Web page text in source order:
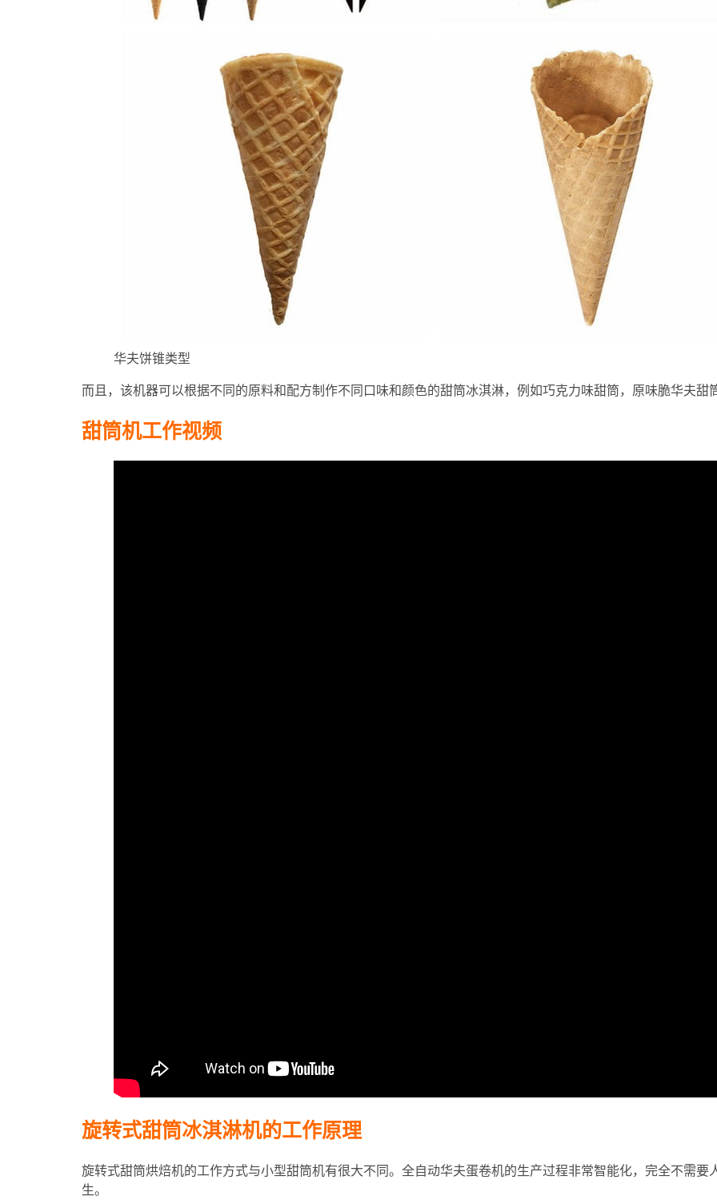
华夫饼锥类型
而且，该机器可以根据不同的原料和配方制作不同口味和颜色的甜筒冰淇淋，例如巧克力味甜筒，原味脆华夫甜
甜筒机工作视频
旋转式甜筒冰淇淋机的工作原理
旋转式甜筒烘焙机的工作方式与小型甜筒机有很大不同。全自动华夫蛋卷机的生产过程非常智能化，完全不需
生。